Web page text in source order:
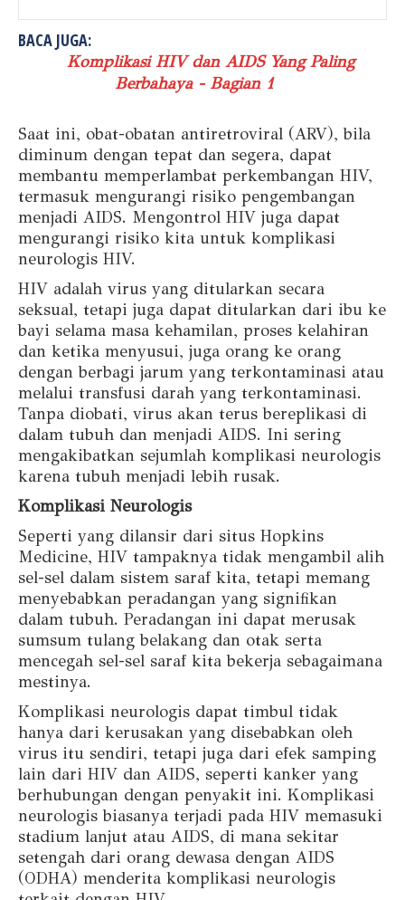
BACA JUGA:
Komplikasi HIV dan AIDS Yang Paling
Berbahaya - Bagian 1
Saat ini, obat-obatan antiretroviral (ARV), bila
diminum dengan tepat dan segera, dapat
membantu memperlambat perkembangan HIV,
termasuk mengurangi risiko pengembangan
menjadi AIDS. Mengontrol HIV juga dapat
mengurangi risiko kita untuk komplikasi
neurologis HIV.
HIV adalah virus yang ditularkan secara
seksual, tetapi juga dapat ditularkan dari ibu ke
bayi selama masa kehamilan, proses kelahiran
dan ketika menyusui, juga orang ke orang
dengan berbagi jarum yang terkontaminasi atau
melalui transfusi darah yang terkontaminasi.
Tanpa diobati, virus akan terus bereplikasi di
dalam tubuh dan menjadi AIDS. Ini sering
mengakibatkan sejumlah komplikasi neurologis
karena tubuh menjadi lebih rusak.
Komplikasi Neurologis
Seperti yang dilansir dari situs Hopkins
Medicine, HIV tampaknya tidak mengambil alih
sel-sel dalam sistem saraf kita, tetapi memang
menyebabkan peradangan yang signifikan
dalam tubuh. Peradangan ini dapat merusak
sumsum tulang belakang dan otak serta
mencegah sel-sel saraf kita bekerja sebagaimana
mestinya.
Komplikasi neurologis dapat timbul tidak
hanya dari kerusakan yang disebabkan oleh
virus itu sendiri, tetapi juga dari efek samping
lain dari HIV dan AIDS, seperti kanker yang
berhubungan dengan penyakit ini. Komplikasi
neurologis biasanya terjadi pada HIV memasuki
stadium lanjut atau AIDS, di mana sekitar
setengah dari orang dewasa dengan AIDS
(ODHA) menderita komplikasi neurologis